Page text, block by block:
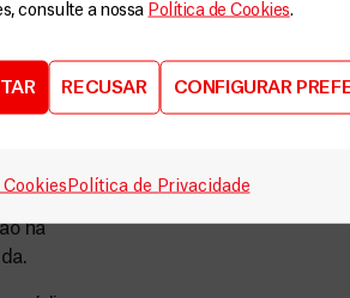
consulte a nossa Política de Cookies.
RECUSAR CONFIGURAR
Política de Privacidade
o
vemos
agora
em um
há